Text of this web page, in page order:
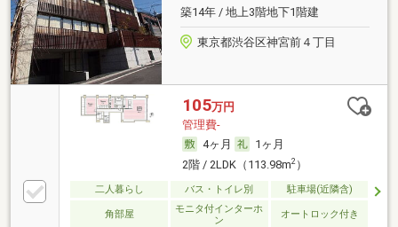
築14年 / 地上3階地下1階建
東京都渋谷区神宮前４丁目
105万円
管理費-
4ヶ月
1ヶ月
2階 / 2LDK（113.98m2）
二人暮らし バス・トイレ別 駐車場(近隣含)
角部屋
モニタ付インターホ
ン
オートロック付き